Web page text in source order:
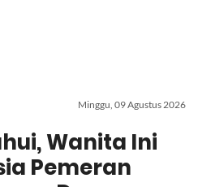
Minggu, 09 Agustus 2026
Wanita Ini
Pemeran